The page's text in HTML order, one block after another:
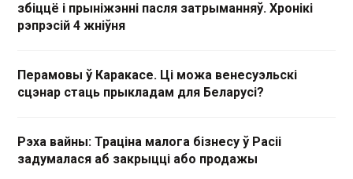
збіццё і прыніжэнні пасля затрыманняў. Хронікі
рэпрэсій 4 жніўня
Перамовы ў Каракасе. Ці можа венесуэльскі
сцэнар стаць прыкладам для Беларусі?
Рэха вайны: Траціна малога бізнесу ў Расіі
задумалася аб закрыцці або продажы